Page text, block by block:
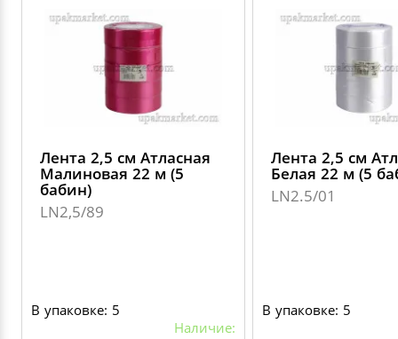
Лента 2,5 см Атласная
Малиновая 22 м (5
бабин)
LN2,5/89
В упаковке: 5
Наличие:
Лента 2,5 см
Белая 22 м (5
LN2.5/01
В упаковке: 5